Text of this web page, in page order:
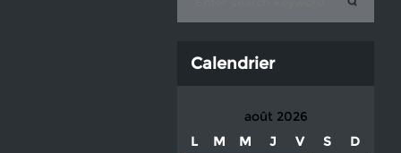
Calendrier
août 2026
L
M M J V S
D